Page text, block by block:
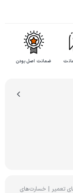
ضمانت اصل بودن
تعمیر | خسارت‌های